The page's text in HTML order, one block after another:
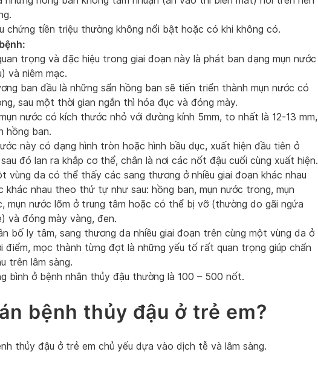
chứng tiền triệu thường không nổi bật hoặc có khi không có.
trọng và đặc hiệu trong giai đoạn này là phát ban dạng mụn nước
và niêm mạc.
ban đầu là những sẩn hồng ban sẽ tiến triển thành mụn nước có
sau một thời gian ngắn thì hóa đục và đóng mày.
nước có kích thước nhỏ với đường kính 5mm, to nhất là 12-13 mm,
hồng ban.
này có dạng hình tròn hoặc hình bầu dục, xuất hiện đầu tiên ở
đó lan ra khắp cơ thể, chân là nơi các nốt đậu cuối cùng xuất hiện.
vùng da có thể thấy các sang thương ở nhiều giai đoạn khác nhau
khác nhau theo thứ tự như sau: hồng ban, mụn nước trong, mụn
mụn nước lõm ở trung tâm hoặc có thể bị vỡ (thường do gãi ngứa
và đóng mày vàng, đen.
bố ly tâm, sang thương da nhiều giai đoạn trên cùng một vùng da ở
điểm, mọc thành từng đợt là những yếu tố rất quan trọng giúp chẩn
trên lâm sàng.
bình ở bệnh nhân thủy đậu thường là 100 – 500 nốt.
bệnh thủy đậu ở trẻ em?
thủy đậu ở trẻ em chủ yếu dựa vào dịch tễ và lâm sàng.